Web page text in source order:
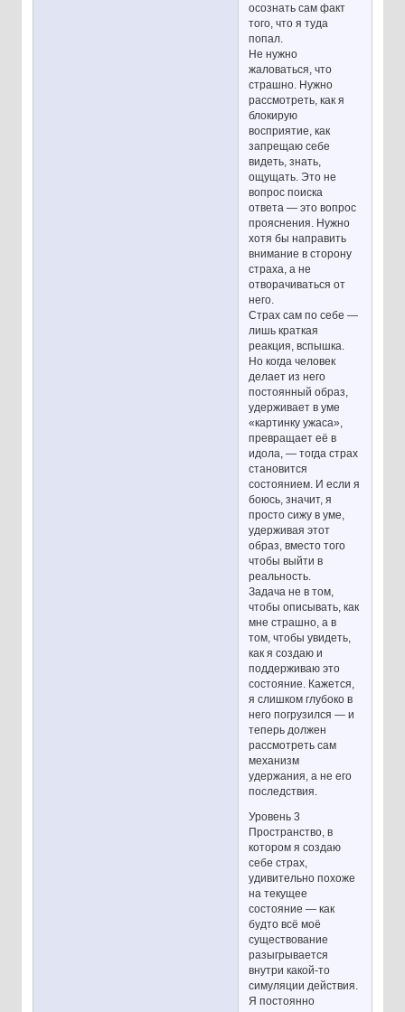
осознать сам факт
того, что я туда
попал.
Не нужно
жаловаться, что
страшно. Нужно
рассмотреть, как я
блокирую
восприятие, как
запрещаю себе
видеть, знать,
ощущать. Это не
вопрос поиска
ответа — это вопрос
прояснения. Нужно
хотя бы направить
внимание в сторону
страха, а не
отворачиваться от
него.
Страх сам по себе —
лишь краткая
реакция, вспышка.
Но когда человек
делает из него
постоянный образ,
удерживает в уме
«картинку ужаса»,
превращает её в
идола, — тогда страх
становится
состоянием. И если я
боюсь, значит, я
просто сижу в уме,
удерживая этот
образ, вместо того
чтобы выйти в
реальность.
Задача не в том,
чтобы описывать, как
мне страшно, а в
том, чтобы увидеть,
как я создаю и
поддерживаю это
состояние. Кажется,
я слишком глубоко в
него погрузился — и
теперь должен
рассмотреть сам
механизм
удержания, а не его
последствия.
Уровень 3
Пространство, в
котором я создаю
себе страх,
удивительно похоже
на текущее
состояние — как
будто всё моё
существование
разыгрывается
внутри какой-то
симуляции действия.
Я постоянно